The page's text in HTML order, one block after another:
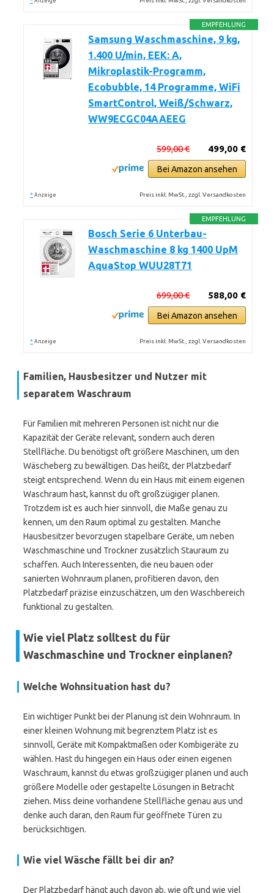
EMPFEHLUNG
Samsung Waschmaschine, 9 kg,
1.400 U/min, EEK: A,
Mikroplastik-Programm,
Ecobubble, 14 Programme, WiFi
SmartControl, Weiß/Schwarz,
WW9ECGC04AAEEG
499,00 €
599,00 €
Bei Amazon ansehen
* Anzeige Preis inkl. MwSt., zzgl. Versandkosten
EMPFEHLUNG
Bosch Serie 6 Unterbau-
Waschmaschine 8 kg 1400 UpM
AquaStop WUU28T71
588,00 €
699,00 €
Bei Amazon ansehen
* Anzeige Preis inkl. MwSt., zzgl. Versandkosten
Familien, Hausbesitzer und Nutzer mit
separatem Waschraum
Für Familien mit mehreren Personen ist nicht nur die
Kapazität der Geräte relevant, sondern auch deren
Stellfläche. Du benötigst oft größere Maschinen, um den
Wäscheberg zu bewältigen. Das heißt, der Platzbedarf
steigt entsprechend. Wenn du ein Haus mit einem eigenen
Waschraum hast, kannst du oft großzügiger planen.
Trotzdem ist es auch hier sinnvoll, die Maße genau zu
kennen, um den Raum optimal zu gestalten. Manche
Hausbesitzer bevorzugen stapelbare Geräte, um neben
Waschmaschine und Trockner zusätzlich Stauraum zu
schaffen. Auch Interessenten, die neu bauen oder
sanierten Wohnraum planen, profitieren davon, den
Platzbedarf präzise einzuschätzen, um den Waschbereich
funktional zu gestalten.
Wie viel Platz solltest du für
Waschmaschine und Trockner einplanen?
Welche Wohnsituation hast du?
Ein wichtiger Punkt bei der Planung ist dein Wohnraum. In
einer kleinen Wohnung mit begrenztem Platz ist es
sinnvoll, Geräte mit Kompaktmaßen oder Kombigeräte zu
wählen. Hast du hingegen ein Haus oder einen eigenen
Waschraum, kannst du etwas großzügiger planen und auch
größere Modelle oder gestapelte Lösungen in Betracht
ziehen. Miss deine vorhandene Stellfläche genau aus und
denke auch daran, den Raum für geöffnete Türen zu
berücksichtigen.
Wie viel Wäsche fällt bei dir an?
Der Platzbedarf hängt auch davon ab, wie oft und wie viel